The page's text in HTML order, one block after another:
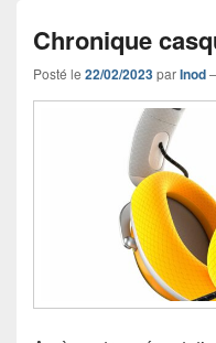
Chronique
Posté le 22/02/2023parInod